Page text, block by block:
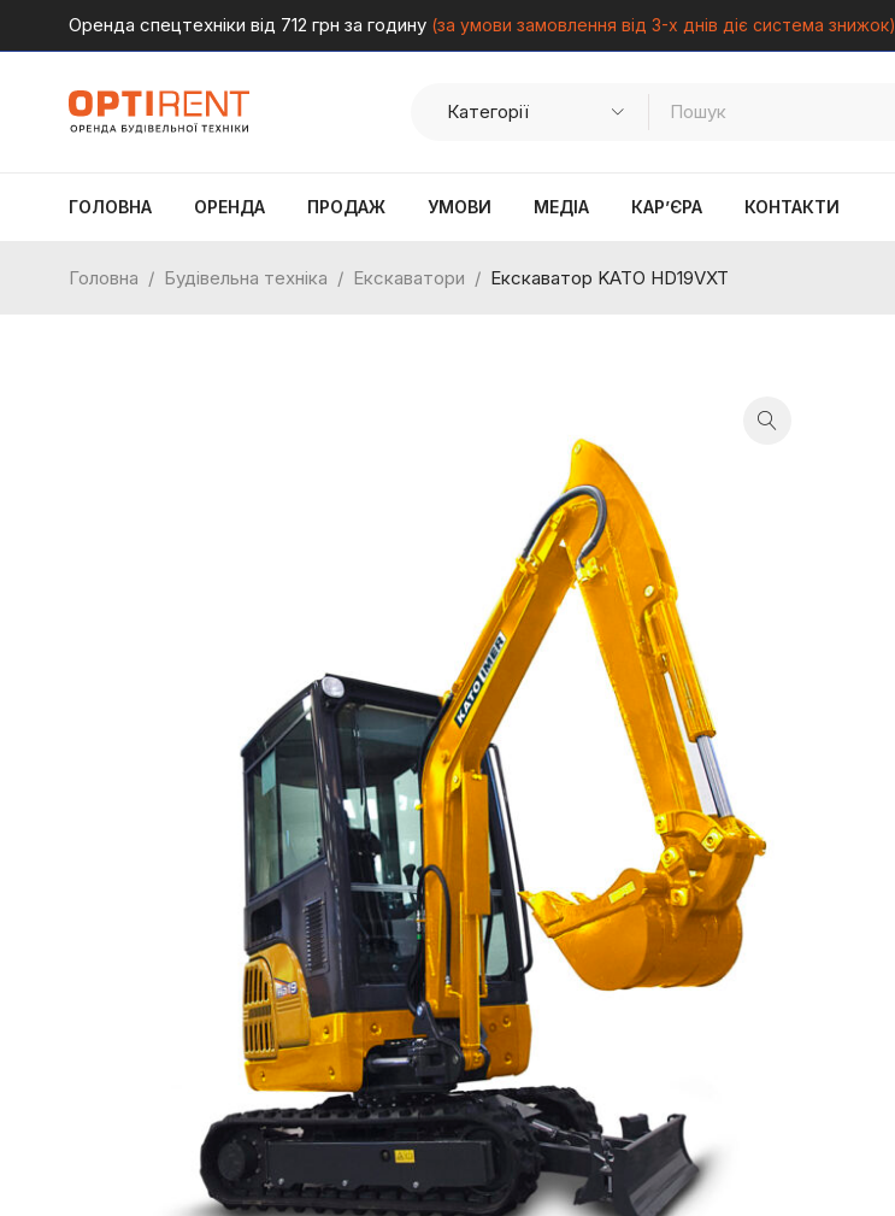
Оренда спецтехніки від 712 грн за годину (за умови замовлення від 3-х днів діє система знижок)
ГОЛОВНА ОРЕНДА ПРОДАЖ УМОВИ МЕДІА КАР’ЄРА КОНТАКТИ
Головна / Будівельна техніка / Екскаватори / Екскаватор KATO HD19VXT